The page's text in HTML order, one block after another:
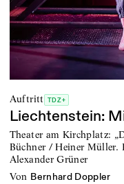
Auftritt TDZ+
Liechtenstein:
Theater am Kirchplatz:
Büchner / Heiner Müller.
Alexander Grüner
von Bernhard Doppler